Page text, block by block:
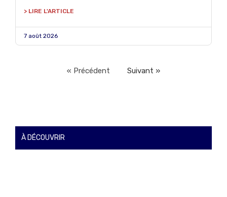
> LIRE L'ARTICLE
7 août 2026
« Précédent Suivant »
À DÉCOUVRIR